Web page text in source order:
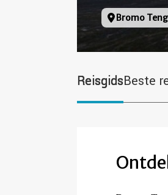
Locatie
Bromo
ReisgidsBeste